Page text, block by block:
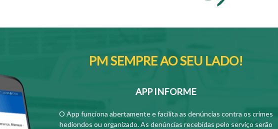
PM SEMPRE AO SEU LADO!
APP INFORME
O App funciona abertamente e facilita as denúncias contra os crimes
hediondos ou organizado. As denúncias recebidas pelo serviço serão